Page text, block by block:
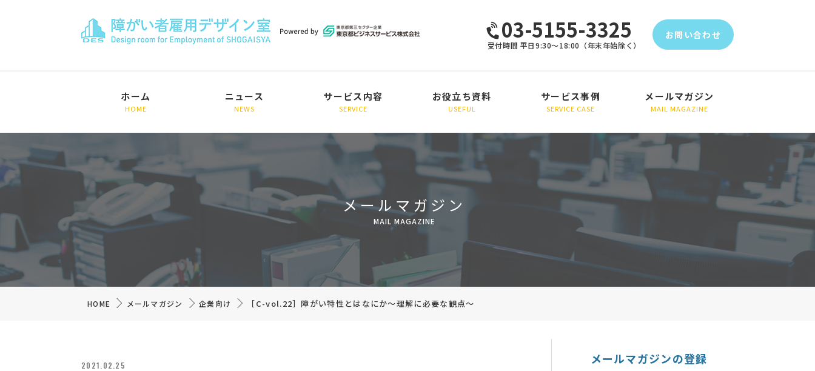
03-5155-3325
受付時間 平日9:30～18:00（年末年始除く）
お問い合わせ
ホーム
HOME
ニュース
NEWS
サービス内容
SERVICE
採用支援
定着支援
総合コンサルティング
研修・その他
お役立ち資料
USEFUL
サービス事例
SERVICE CASE
メールマガジン
MAIL MAGAZINE
メールマガジン
MAIL MAGAZINE
HOME メールマガジン 企業向け ［C-vol.22］障がい特性とはなにか～理解に必要な観点～
2021.02.25 メールマガジンの登録